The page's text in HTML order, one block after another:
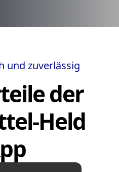
und zuverlässig
der
Held